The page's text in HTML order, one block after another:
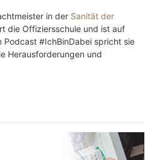
in der Sanität der
die Offiziersschule und ist auf
Podcast #IchBinDabei spricht sie
Herausforderungen und